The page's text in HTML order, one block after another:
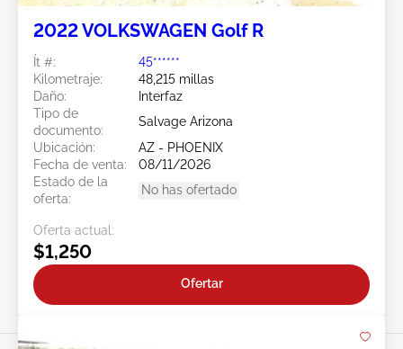
2022 VOLKSWAGEN Golf R
Ít #:
45******
Kilometraje:
48,215 millas
Daño:
Interfaz
Tipo de
documento:
Salvage Arizona
Ubicación:
AZ - PHOENIX
Fecha de venta:
08/11/2026
Estado de la
oferta:
No has ofertado
Oferta actual:
$1,250
Ofertar